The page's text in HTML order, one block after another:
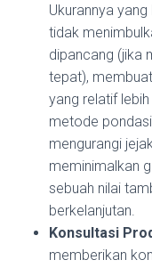
Ukurannya
tidak
dipancang (jika
tepat),
yang relatif
metode
mengurangi
meminimalkan
sebuah nilai
berkelanjutan.
Konsultasi
memberikan